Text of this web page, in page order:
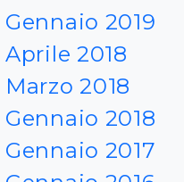
Gennaio 2019
Aprile 2018
Marzo 2018
Gennaio 2018
Gennaio 2017